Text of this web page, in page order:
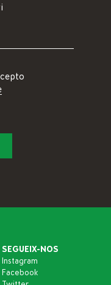
SEGUEIX-NOS
Instagram
Facebook